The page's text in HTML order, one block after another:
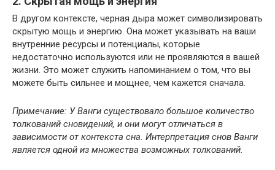
В другом контексте, черная дыра может символизировать
скрытую мощь и энергию. Она может указывать на ваши
внутренние ресурсы и потенциалы, которые
недостаточно используются или не проявляются в вашей
жизни. Это может служить напоминанием о том, что вы
можете быть сильнее и мощнее, чем кажется сначала.
Примечание: У Ванги существовало большое количество
толкований сновидений, и они могут отличаться в
зависимости от контекста сна. Интерпретация снов Ванги
является одной из множества возможных толкований.